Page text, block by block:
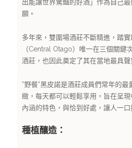
出能讓世界驚豔的好酒」作為自己
願。
多年來，雙圍場酒莊不斷精進，踏
（Central Otago）唯一在三個關鍵
酒莊，也因此奠定了其在當地最具聲
”野餐”黑皮諾是酒莊成員們常年的
緻，每天都可以輕鬆享用，旨在呈
內涵的特色，與恰到好處，讓人一口
種植釀造：